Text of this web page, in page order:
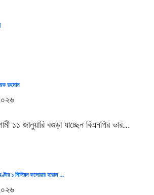
রহমান
১১ জানুয়ারি বগুড়া যাচ্ছেন বিএনপির ভার…
১ মিলিয়ন ফলোয়ার হারাল …